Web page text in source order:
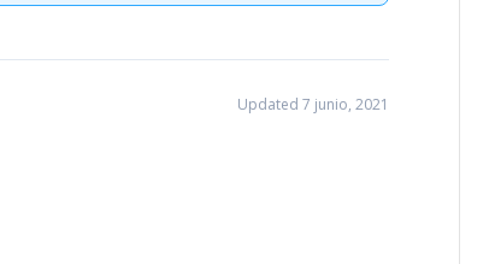
Updated 7 junio, 2021